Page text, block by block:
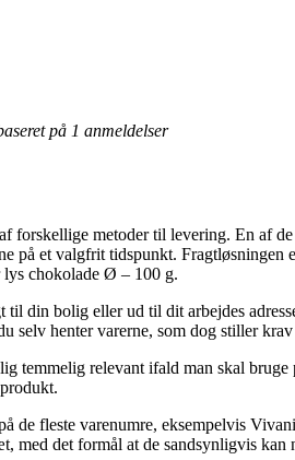
på 1 anmeldelser
forskellige metoder til levering. En af
på et valgfrit tidspunkt.
chokolade Ø – 100 g.
din bolig eller ud til dit arbejdes
henter varerne, som dog stiller
temmelig relevant ifald man skal
de fleste varenumre, eksempelvis
med det formål at de sandsynligvis